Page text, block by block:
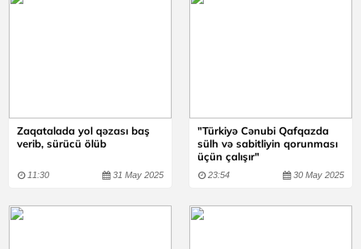
Zaqatalada yol qəzası baş
verib, sürücü ölüb
11:30 31 May 2025
"Türkiyə Cənubi Qafqazda
sülh və sabitliyin qorunması
üçün çalışır"
23:54 30 May 2025